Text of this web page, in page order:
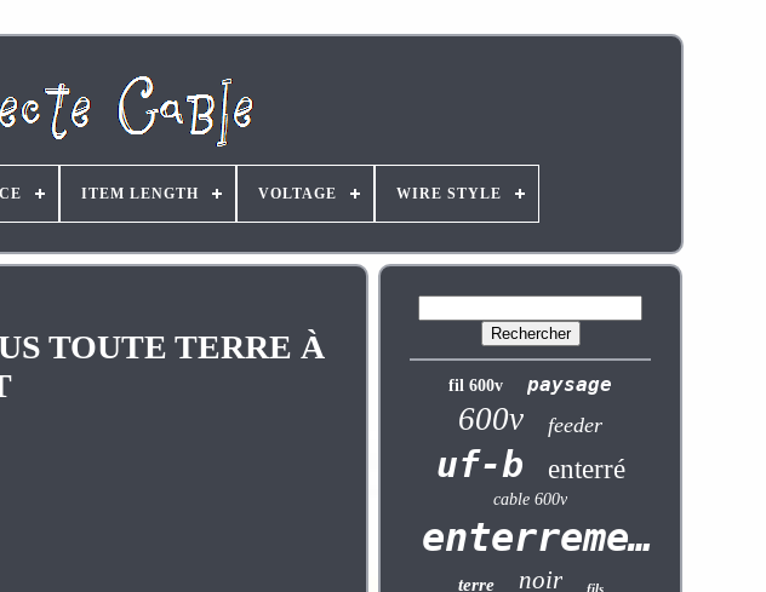
ITEM LENGTH VOLTAGE WIRE STYLE
TOUTE TERRE À
fil 600v paysage
600v feeder
uf-b enterré
cable 600v
enterrement
terre noir fils